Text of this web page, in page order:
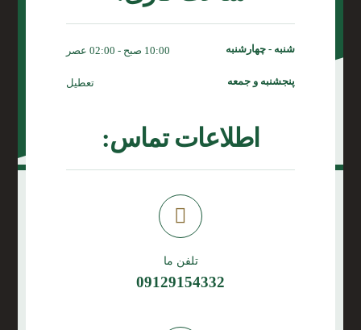
شنبه - چهارشنبه 10:00 صبح - 02:00 عصر
پنجشنبه و جمعه تعطیل
اطلاعات تماس:
تلفن ما
09129154332